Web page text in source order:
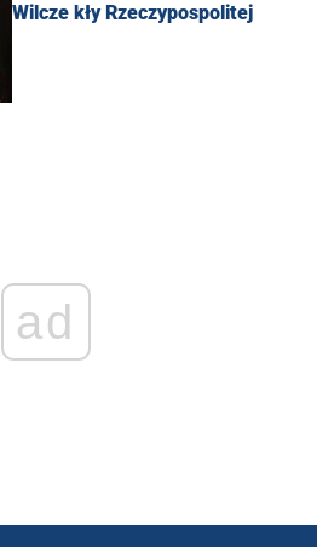
Wilcze kły Rzeczypospolitej
ad